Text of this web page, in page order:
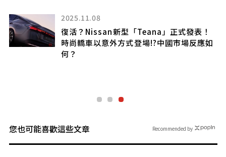
2025.11.08
復活？Nissan新型「Teana」正式發表！
時尚轎車以意外方式登場!?中國市場反應如
何？
您也可能喜歡這些文章 Recommended by